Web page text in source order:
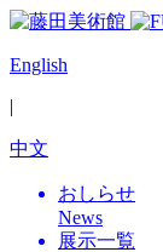
English
|
中文
おしらせ
News
展示一覧